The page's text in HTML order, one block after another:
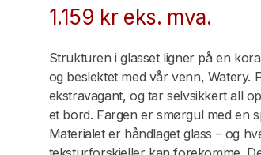
1.159 kr eks. mva.
Strukturen i glasset ligner på en
og beslektet med vår venn, Watery.
ekstravagant, og tar selvsikkert all
et bord. Fargen er smørgul med en
Materialet er håndlaget glass – og